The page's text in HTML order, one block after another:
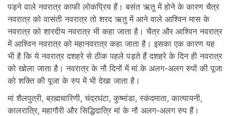
पड़ने वाले नवरात्र काफी लोकप्रिय हैं। बसंत ऋतु में होने के कारण चैत्र
नवरात्र को वासंती नवरात्र तो शरद ऋतु में आने वाले आश्विन मास के
नवरात्र को शारदीय नवरात्र भी कहा जाता है। चैत्र और आश्विन नवरात्र
में आश्विन नवरात्र को महानवरात्र कहा जाता है। इसका एक कारण यह
भी है कि ये नवरात्र दशहरे से ठीक पहले पड़ते हैं दशहरे के दिन ही नवरात्र
को खोला जाता है। नवरात्र के नौ दिनों में मां के अलग-अलग रुपों की पूजा
को शक्ति की पूजा के रुप में भी देखा जाता है।
मां शैलपुत्री, ब्रह्मचारिणी, चंद्रघंटा, कुष्मांडा, स्कंदमाता, कात्यायनी,
कालरात्रि, महागौरी और सिद्धिदात्रि मां के नौ अलग-अलग रुप हैं।